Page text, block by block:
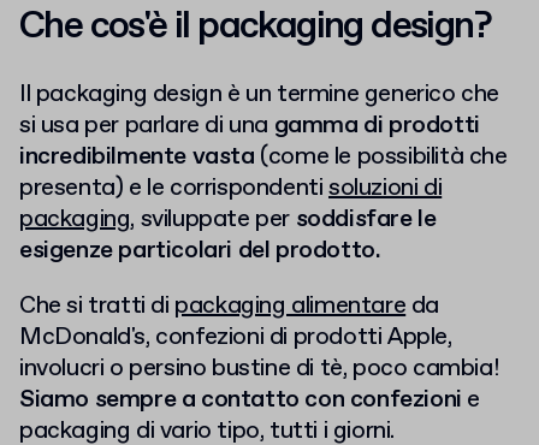
Che cos'è il packaging design?
Il packaging design è un termine generico che
si usa per parlare di una gamma di prodotti
incredibilmente vasta (come le possibilità che
presenta) e le corrispondentisoluzioni di
packaging, sviluppate per soddisfare le
esigenze particolari del prodotto.
Che si tratti di packaging alimentareda
McDonald's, confezioni di prodotti Apple,
involucri o persino bustine di tè, poco cambia!
Siamo sempre a contatto con confezioni e
packaging di vario tipo, tutti i giorni.